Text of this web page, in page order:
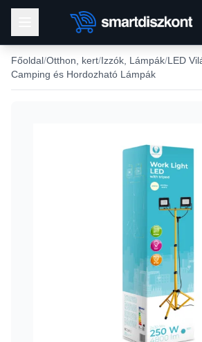
Főoldal Otthon, kert Izzók, Lámpák LED
Camping és Hordozható Lámpák